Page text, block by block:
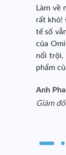
Làm về
rất khó!
tế số
của
nổi trội,
phẩm
Anh
Giám